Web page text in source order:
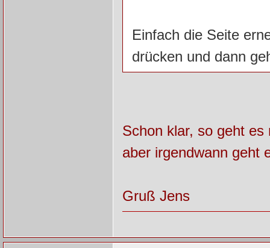
Einfach die Seite
drücken und dann
Schon klar, so geht
aber irgendwann geht
Gruß Jens